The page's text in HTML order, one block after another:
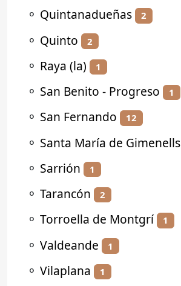
⚬ Quintanadueñas 2
⚬ Quinto 2
⚬ Raya (la) 1
⚬ San Benito - Progreso 1
⚬ San Fernando 12
⚬ Santa María de Gimenells
⚬ Sarrión 1
⚬ Tarancón 2
⚬ Torroella de Montgrí 1
⚬ Valdeande 1
⚬ Vilaplana 1